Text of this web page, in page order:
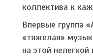
коллектива к
Впервые группа
«тяжелая»
на этой